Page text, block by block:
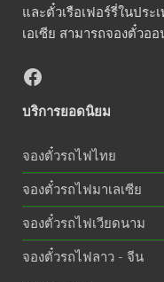
และตั๋วเรือเฟอร์รี่ในปร
เอเซีย สามารถจองตั๋วอ
บริการยอดนิยม
จองตั๋วรถไฟไทย
จองตั๋วรถไฟมาเลเซีย
จองตั๋วรถไฟเวียดนาม
จองตั๋วรถไฟลาว - จีน